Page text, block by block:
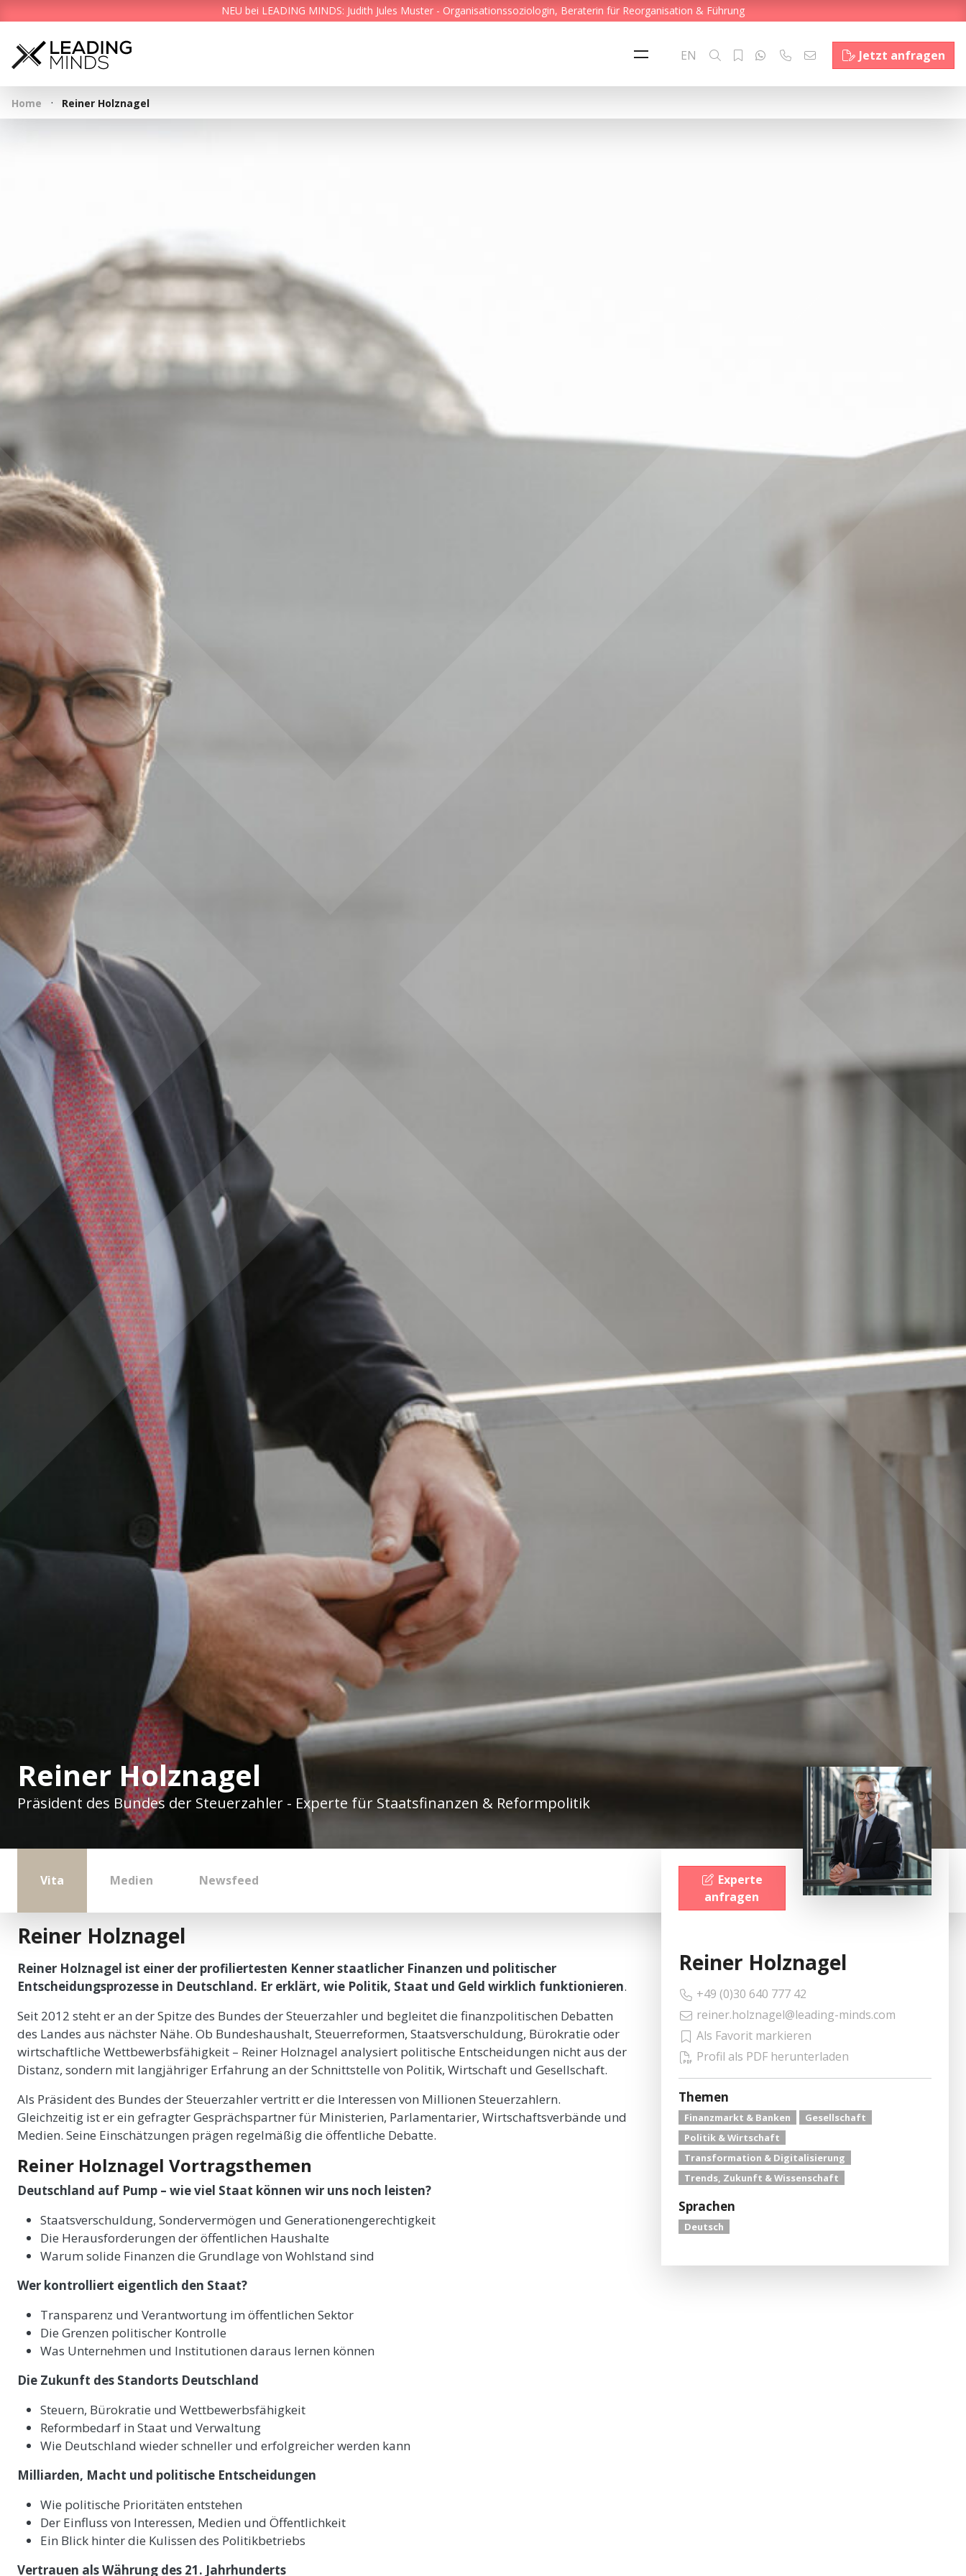
NEU bei LEADING MINDS: Judith Jules Muster - Organisationssoziologin, Beraterin für Reorganisation & Führung
EN Jetzt anfragen
Reading Minds
Home · Reiner Holznagel
Reiner Holznagel
Präsident des Bundes der Steuerzahler - Experte für Staatsfinanzen & Reformpolitik
Vita Medien Newsfeed
Experte
anfragen
Reiner Holznagel
+49 (0)30 640 777 42
reiner.holznagel@leading-minds.com
Als Favorit markieren
Profil als PDF herunterladen
Themen
Finanzmarkt & Banken
Gesellschaft
Politik & Wirtschaft
Transformation & Digitalisierung
Trends, Zukunft & Wissenschaft
Sprachen
Deutsch
Reiner Holznagel
Reiner Holznagel ist einer der profiliertesten Kenner staatlicher Finanzen und politischer
Entscheidungsprozesse in Deutschland. Er erklärt, wie Politik, Staat und Geld wirklich funktionieren.
Seit 2012 steht er an der Spitze des Bundes der Steuerzahler und begleitet die finanzpolitischen Debatten
des Landes aus nächster Nähe. Ob Bundeshaushalt, Steuerreformen, Staatsverschuldung, Bürokratie oder
wirtschaftliche Wettbewerbsfähigkeit – Reiner Holznagel analysiert politische Entscheidungen nicht aus der
Distanz, sondern mit langjähriger Erfahrung an der Schnittstelle von Politik, Wirtschaft und Gesellschaft.
Als Präsident des Bundes der Steuerzahler vertritt er die Interessen von Millionen Steuerzahlern.
Gleichzeitig ist er ein gefragter Gesprächspartner für Ministerien, Parlamentarier, Wirtschaftsverbände und
Medien. Seine Einschätzungen prägen regelmäßig die öffentliche Debatte.
Reiner Holznagel Vortragsthemen
Deutschland auf Pump – wie viel Staat können wir uns noch leisten?
Staatsverschuldung, Sondervermögen und Generationengerechtigkeit
Die Herausforderungen der öffentlichen Haushalte
Warum solide Finanzen die Grundlage von Wohlstand sind
Wer kontrolliert eigentlich den Staat?
Transparenz und Verantwortung im öffentlichen Sektor
Die Grenzen politischer Kontrolle
Was Unternehmen und Institutionen daraus lernen können
Die Zukunft des Standorts Deutschland
Steuern, Bürokratie und Wettbewerbsfähigkeit
Reformbedarf in Staat und Verwaltung
Wie Deutschland wieder schneller und erfolgreicher werden kann
Milliarden, Macht und politische Entscheidungen
Wie politische Prioritäten entstehen
Der Einfluss von Interessen, Medien und Öffentlichkeit
Ein Blick hinter die Kulissen des Politikbetriebs
Vertrauen als Währung des 21. Jahrhunderts